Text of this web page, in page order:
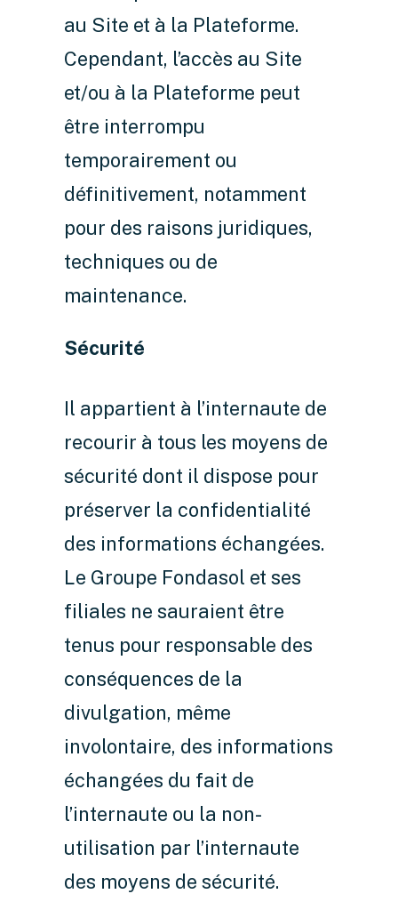
au Site et à la Plateforme.
Cependant, l’accès au Site
et/ou à la Plateforme peut
être interrompu
temporairement ou
définitivement, notamment
pour des raisons juridiques,
techniques ou de
maintenance.
Sécurité
Il appartient à l’internaute de
recourir à tous les moyens de
sécurité dont il dispose pour
préserver la confidentialité
des informations échangées.
Le Groupe Fondasol et ses
filiales ne sauraient être
tenus pour responsable des
conséquences de la
divulgation, même
involontaire, des informations
échangées du fait de
l’internaute ou la non-
utilisation par l’internaute
des moyens de sécurité.